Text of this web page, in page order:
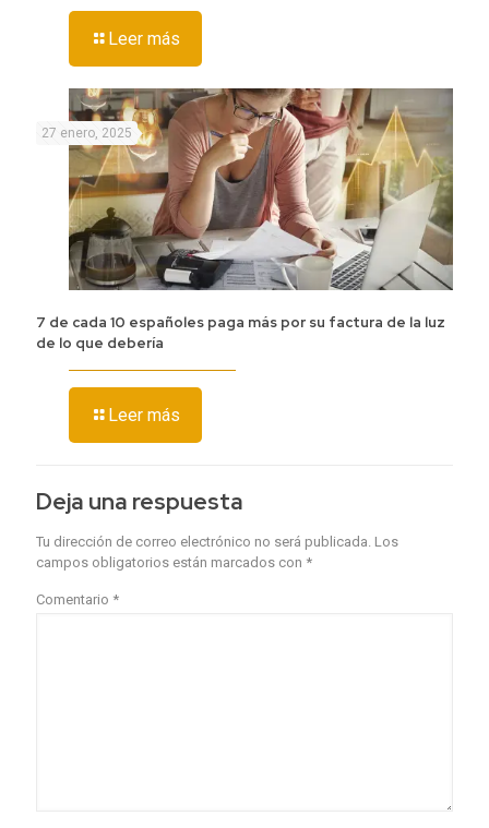
Leer más
27 enero, 2025
7 de cada 10 españoles paga más por su factura de la luz
de lo que debería
Leer más
Deja una respuesta
Tu dirección de correo electrónico no será publicada. Los
campos obligatorios están marcados con *
Comentario *